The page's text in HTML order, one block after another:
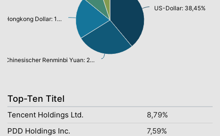
US-Dollar: 38,45%
Chinesischer Renminbi Yuan: 26,78%
Hongkong Dollar: 19,57%
Top-Ten Titel
Tencent Holdings Ltd.
8,79%
PDD Holdings Inc.
7,59%